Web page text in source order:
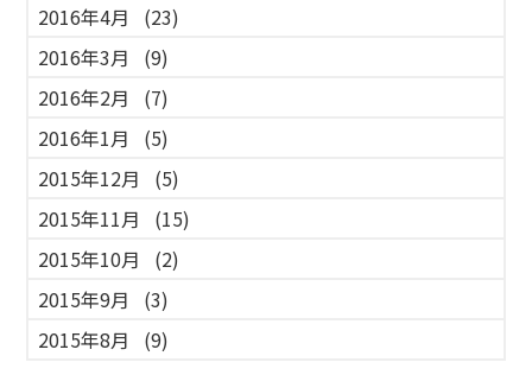
2016年4月
(23)
2016年3月
(9)
2016年2月
(7)
2016年1月
(5)
2015年12月
(5)
2015年11月
(15)
2015年10月
(2)
2015年9月
(3)
2015年8月
(9)